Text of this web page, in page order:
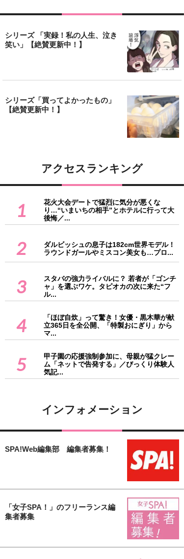
シリーズ 「実録！私の人生、泣き
笑い」【絶賛更新中！】
シリーズ「買ってよかったもの」
【絶賛更新中！】
アクセスランキング
1
花火大会デートで猛烈に気分が悪くな
り…“いまいちの相手”とホテルに行って大
後悔／...
2
ダルビッシュの息子は182cm世界モデル！
ラウンドガールやミスコン美女も…プロ...
3
スタバの強力ライバルに？ 若者が「ゴンチ
ャ」を選ぶワケ。タピオカの次に来た“フ
ル...
4
「ほぼ自炊」って驚き！女優・黒木華が献
立365日を全公開、「特製おにぎり」から
マ...
5
甲子園の応援強制参加に、母親が猛クレー
ム「ネットで告発する」／びっくり体験人
気記...
インフォメーション
SPA!Web編集部 編集者募集！
「女子SPA！」のフリーランス編
集者募集